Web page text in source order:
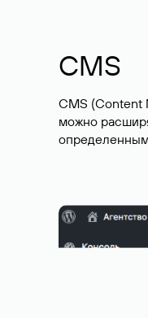
CMS
CMS (Content
можно